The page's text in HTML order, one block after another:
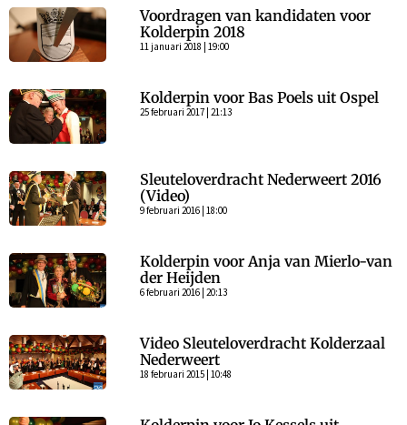
Voordragen van kandidaten voor
Kolderpin 2018
11 januari 2018 | 19:00
Kolderpin voor Bas Poels uit Ospel
25 februari 2017 | 21:13
Sleuteloverdracht Nederweert 2016
(Video)
9 februari 2016 | 18:00
Kolderpin voor Anja van Mierlo-van
der Heijden
6 februari 2016 | 20:13
Video Sleuteloverdracht Kolderzaal
Nederweert
18 februari 2015 | 10:48